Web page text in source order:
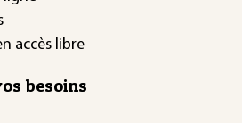
accès libre
besoins